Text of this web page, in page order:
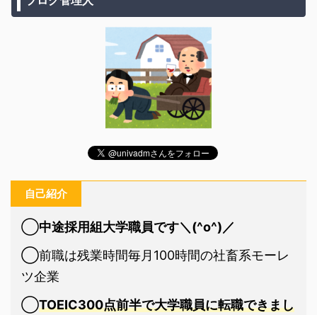
自己紹介
◯中途採用組大学職員です＼(^o^)／
◯前職は残業時間毎月100時間の社畜系モーレ
ツ企業
◯TOEIC300点前半で大学職員に転職できまし